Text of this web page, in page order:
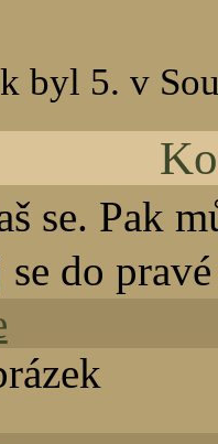
byl 5. v
se. Pak
se do